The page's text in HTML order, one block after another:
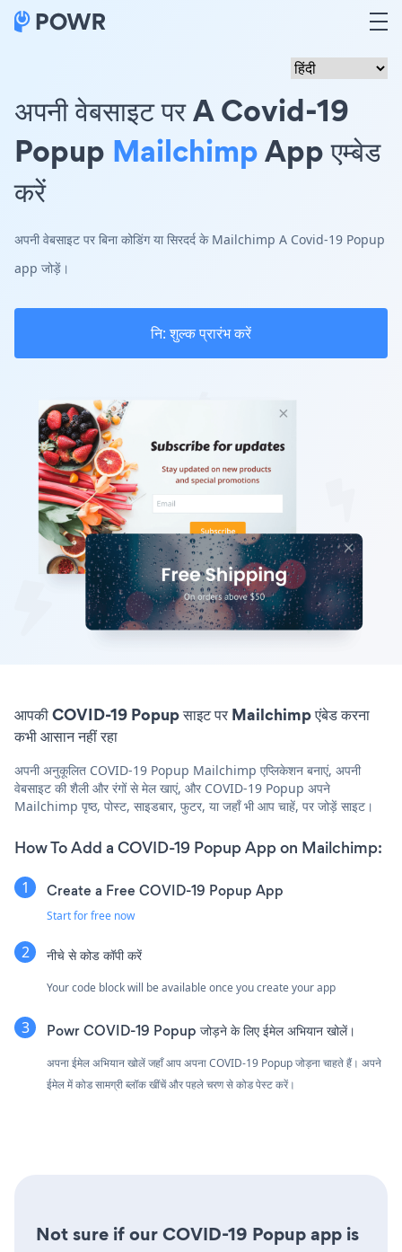
अपनी वेबसाइट पर A Covid-19
Popup MailchimpApp एम्बेड
करें
अपनी वेबसाइट पर बिना कोडिंग या सिरदर्द के Mailchimp A Covid-19 Popup
app जोड़ें।
नि: शुल्क प्रारंभ करें
आपकी COVID-19 Popup साइट पर Mailchimp एंबेड करना
कभी आसान नहीं रहा
अपनी अनुकूलित COVID-19 Popup Mailchimp एप्लिकेशन बनाएं, अपनी
वेबसाइट की शैली और रंगों से मेल खाएं, और COVID-19 Popup अपने
Mailchimp पृष्ठ, पोस्ट, साइडबार, फुटर, या जहाँ भी आप चाहें, पर जोड़ें साइट।
How To Add a COVID-19 Popup App on Mailchimp:
Create a Free COVID-19 Popup App
Start for free now
नीचे से कोड कॉपी करें
Your code block will be available once you create your app
Powr COVID-19 Popup जोड़ने के लिए ईमेल अभियान खोलें।
अपना ईमेल अभियान खोलें जहाँ आप अपना COVID-19 Popup जोड़ना चाहते हैं। अपने
ईमेल में कोड सामग्री ब्लॉक खींचें और पहले चरण से कोड पेस्ट करें।
Not sure if our COVID-19 Popup app is